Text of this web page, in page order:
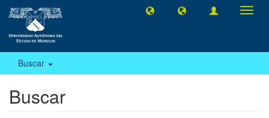
Buscar
Buscar